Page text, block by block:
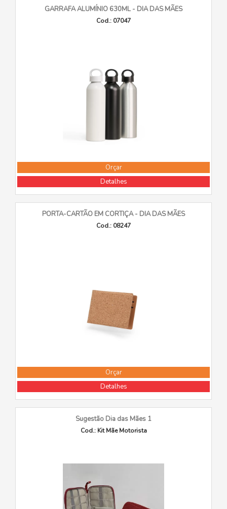
GARRAFA ALUMÍNIO 630ML - DIA DAS MÃES
Cod.: 07047
Orçar
Detalhes
PORTA-CARTÃO EM CORTIÇA - DIA DAS MÃES
Cod.: 08247
Orçar
Detalhes
Sugestão Dia das Mães 1
Cod.: Kit Mãe Motorista